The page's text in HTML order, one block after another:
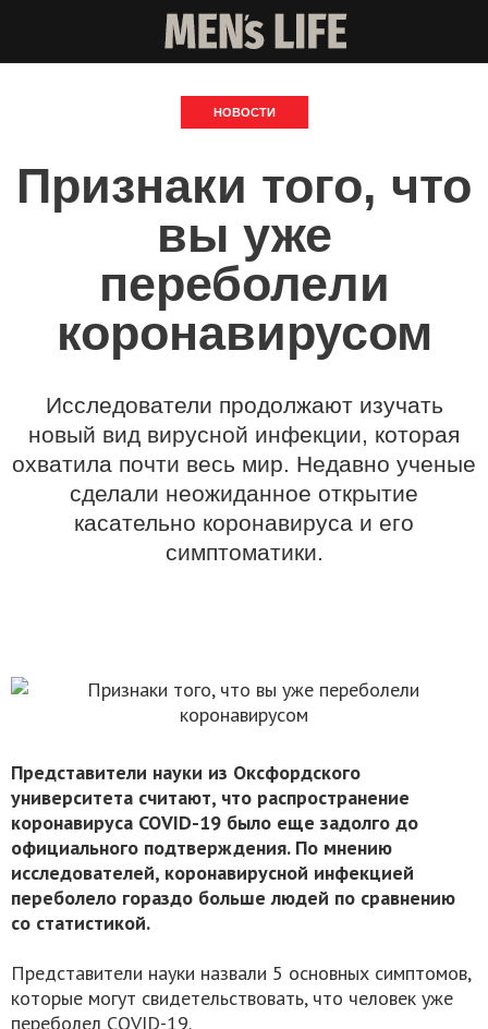
НОВОСТИ
Признаки того, что
вы уже
переболели
коронавирусом
Исследователи продолжают изучать
новый вид вирусной инфекции, которая
охватила почти весь мир. Недавно ученые
сделали неожиданное открытие
касательно коронавируса и его
симптоматики.
Представители науки из Оксфордского
университета считают, что распространение
коронавируса СОVID-19 было еще задолго до
официального подтверждения. По мнению
исследователей, коронавирусной инфекцией
переболело гораздо больше людей по сравнению
со статистикой.
Представители науки назвали 5 основных симптомов,
которые могут свидетельствовать, что человек уже
переболел СОVID-19.